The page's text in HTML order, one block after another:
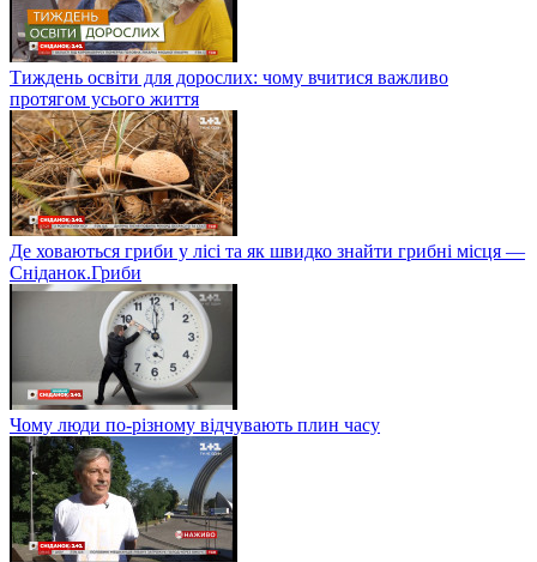
Тиждень освіти для дорослих: чому вчитися важливо
протягом усього життя
Де ховаються гриби у лісі та як швидко знайти грибні місця —
Сніданок.Гриби
Чому люди по-різному відчувають плин часу